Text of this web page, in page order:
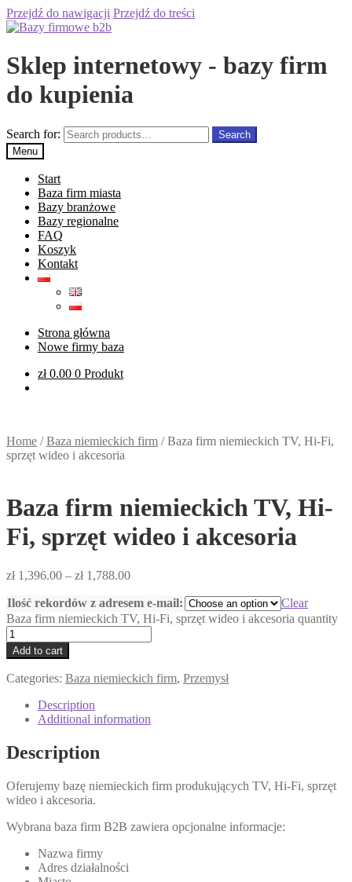
Przejdź do nawigacji Przejdź do treści
Sklep internetowy - bazy firm
do kupienia
Search for:
Search
Menu
Start
Baza firm miasta
Bazy branżowe
Bazy regionalne
FAQ
Koszyk
Kontakt
Strona główna
Nowe firmy baza
zł0.00 0 Produkt
Home /Baza niemieckich firm /Baza firm niemieckich TV, Hi-Fi,
sprzęt wideo i akcesoria
Baza firm niemieckich TV, Hi-
Fi, sprzęt wideo i akcesoria
zł1,396.00 – zł1,788.00
Ilość rekordów z adresem e-mail:
Clear
Baza firm niemieckich TV, Hi-Fi, sprzęt wideo i akcesoria quantity
Add to cart
Categories: Baza niemieckich firm, Przemysł
Description
Additional information
Description
Oferujemy bazę niemieckich firm produkujących TV, Hi-Fi, sprzęt
wideo i akcesoria.
Wybrana baza firm B2B zawiera opcjonalne informacje:
Nazwa firmy
Adres działalności